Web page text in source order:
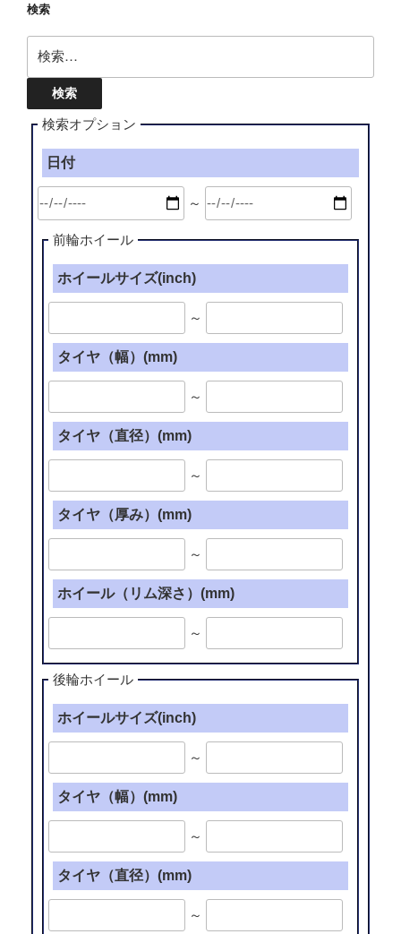
ー
シ
ョ
ン
検索
索:
検索オプション
日付
～
前輪ホイール
ホイールサイズ(inch)
～
タイヤ（幅）(mm)
～
タイヤ（直径）(mm)
～
タイヤ（厚み）(mm)
～
ホイール（リム深さ）(mm)
～
後輪ホイール
ホイールサイズ(inch)
～
タイヤ（幅）(mm)
～
タイヤ（直径）(mm)
～